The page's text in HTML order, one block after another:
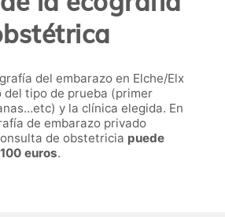
del embarazo en Elche/Elx
del tipo de prueba (primer
y la clínica elegida. En
de embarazo privado
de obstetricia puede
euros.